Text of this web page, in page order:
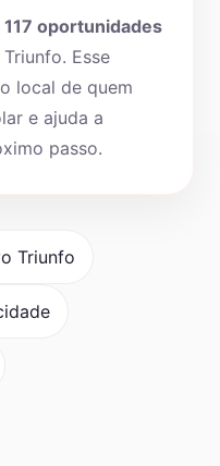
117 oportunidades
Esse
local de quem
e ajuda a
passo.
Triunfo